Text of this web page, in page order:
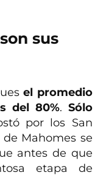
sus
el promedio
del 80%. Sólo
por los San
de Mahomes se
antes de que
etapa de